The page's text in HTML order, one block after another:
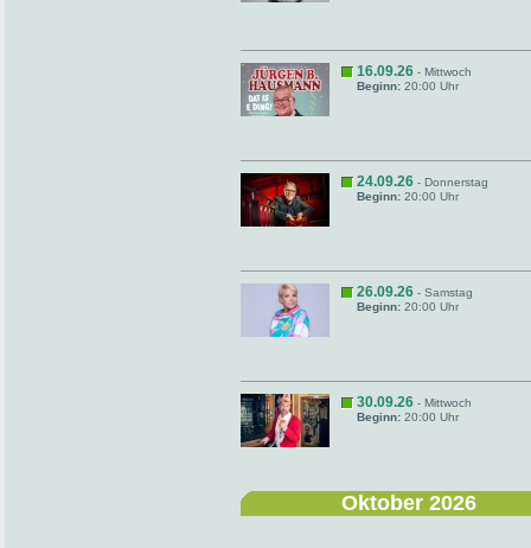
16.09.26 - Mittwoch
Beginn: 20:00 Uhr
24.09.26 - Donnerstag
Beginn: 20:00 Uhr
26.09.26 - Samstag
Beginn: 20:00 Uhr
30.09.26 - Mittwoch
Beginn: 20:00 Uhr
Oktober 2026